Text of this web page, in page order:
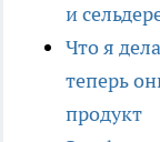
и
Что я
теперь
продукт